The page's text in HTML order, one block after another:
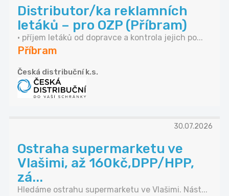
Distributor/ka reklamních
letáků – pro OZP (Příbram)
• příjem letáků od dopravce a kontrola jejich po...
Příbram
Česká distribuční k.s.
30.07.2026
Ostraha supermarketu ve
Vlašimi, až 160kč,DPP/HPP,
zá...
Hledáme ostrahu supermarketu ve Vlašimi. Nást...